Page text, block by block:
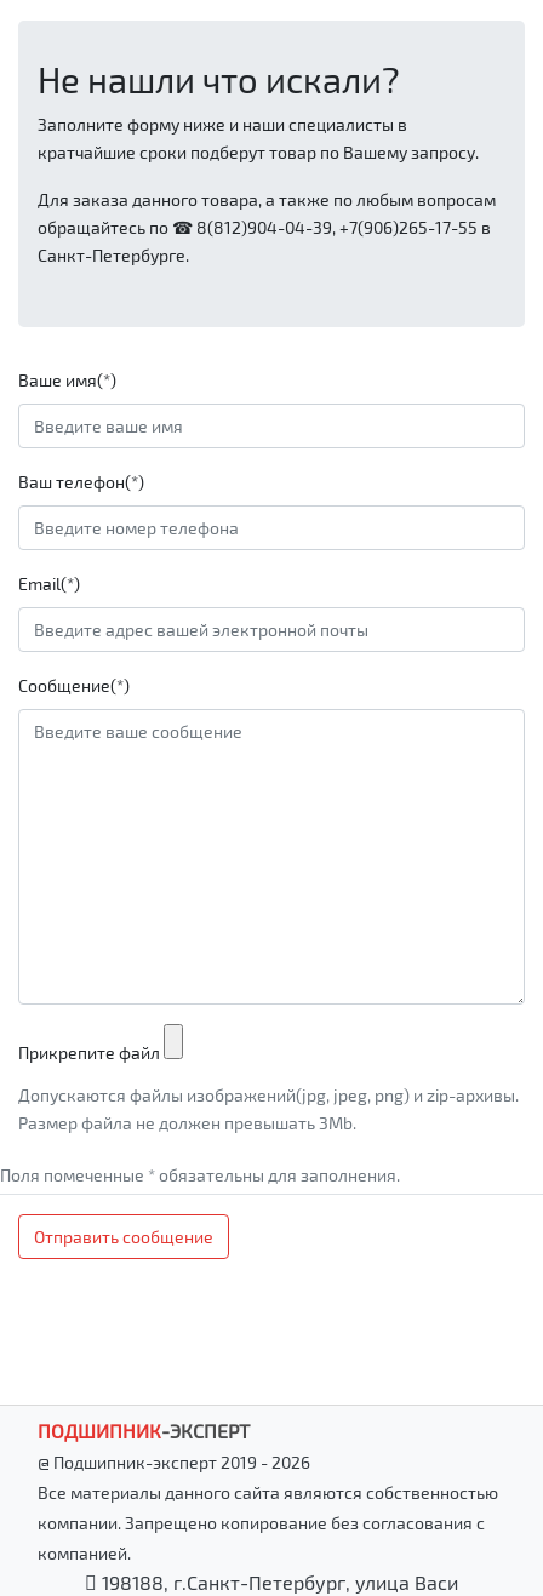
Не нашли что искали?
Заполните форму ниже и наши специалисты в
кратчайшие сроки подберут товар по Вашему запросу.
Для заказа данного товара, а также по любым вопросам
обращайтесь по ☎ 8(812)904-04-39, +7(906)265-17-55 в
Санкт-Петербурге.
Ваше имя(*)
Ваш телефон(*)
Email(*)
Сообщение(*)
Прикрепите файл
Допускаются файлы изображений(jpg, jpeg, png) и zip-архивы.
Размер файла не должен превышать 3Mb.
Поля помеченные * обязательны для заполнения.
Отправить сообщение
ПОДШИПНИК-ЭКСПЕРТ
@ Подшипник-эксперт 2019 - 2026
Все материалы данного сайта являются собственностью
компании. Запрещено копирование без согласования с
компанией.
198188, г.Санкт-Петербург, улица Васи